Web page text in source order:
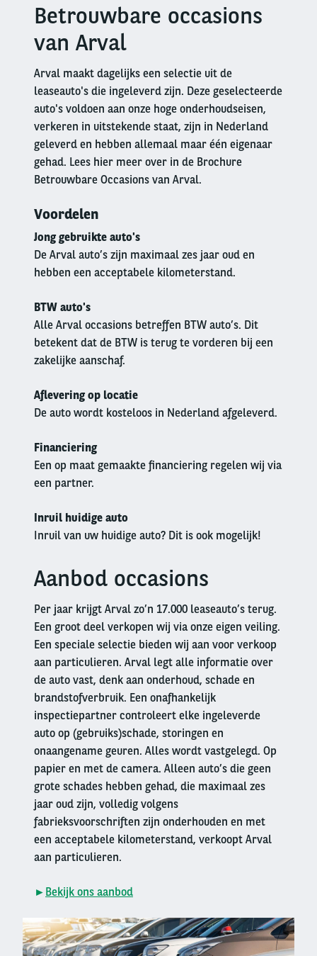
Right
columnBetrouwbare occasions
van Arval
Arval maakt dagelijks een selectie uit de
leaseauto's die ingeleverd zijn. Deze geselecteerde
auto's voldoen aan onze hoge onderhoudseisen,
verkeren in uitstekende staat, zijn in Nederland
geleverd en hebben allemaal maar één eigenaar
gehad. Lees hier meer over in de Brochure
Betrouwbare Occasions van Arval.
Voordelen
Jong gebruikte auto's
De Arval auto’s zijn maximaal zes jaar oud en
hebben een acceptabele kilometerstand.
BTW auto's
Alle Arval occasions betreffen BTW auto’s. Dit
betekent dat de BTW is terug te vorderen bij een
zakelijke aanschaf.
Aflevering op locatie
De auto wordt kosteloos in Nederland afgeleverd.
Financiering
Een op maat gemaakte financiering regelen wij via
een partner.
Inruil huidige auto
Inruil van uw huidige auto? Dit is ook mogelijk!
columnAanbod occasions
Per jaar krijgt Arval zo’n 17.000 leaseauto’s terug.
Een groot deel verkopen wij via onze eigen veiling.
Een speciale selectie bieden wij aan voor verkoop
aan particulieren. Arval legt alle informatie over
de auto vast, denk aan onderhoud, schade en
brandstofverbruik. Een onafhankelijk
inspectiepartner controleert elke ingeleverde
auto op (gebruiks)schade, storingen en
onaangename geuren. Alles wordt vastgelegd. Op
papier en met de camera. Alleen auto’s die geen
grote schades hebben gehad, die maximaal zes
jaar oud zijn, volledig volgens
fabrieksvoorschriften zijn onderhouden en met
een acceptabele kilometerstand, verkoopt Arval
aan particulieren.
► Bekijk ons aanbod
Right
column